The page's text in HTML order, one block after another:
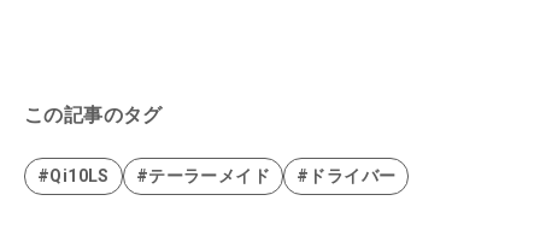
この記事のタグ
#Qi10LS #テーラーメイド #ドライバー